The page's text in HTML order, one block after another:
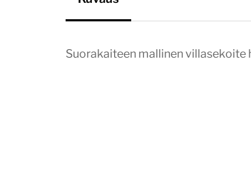
Suorakaiteen mallinen villasekoite